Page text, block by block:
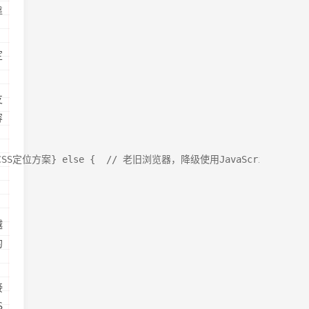
位方案} else {  // 老旧浏览器，降级使用JavaScript定位方